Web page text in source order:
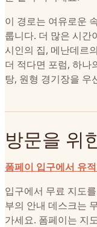
이 경로는 여유로운
룹니다. 더 많은 시간
시인의 집, 메난데르
더 적다면 포럼, 하나
탕, 원형 경기장을 우
방문을 위
폼페이 입구에서 유
입구에서 무료 지도
부의 안내 데스크는
가세요. 폼페이는 지